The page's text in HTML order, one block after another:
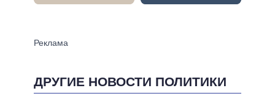
ДРУГИЕ НОВОСТИ ПОЛИТИКИ